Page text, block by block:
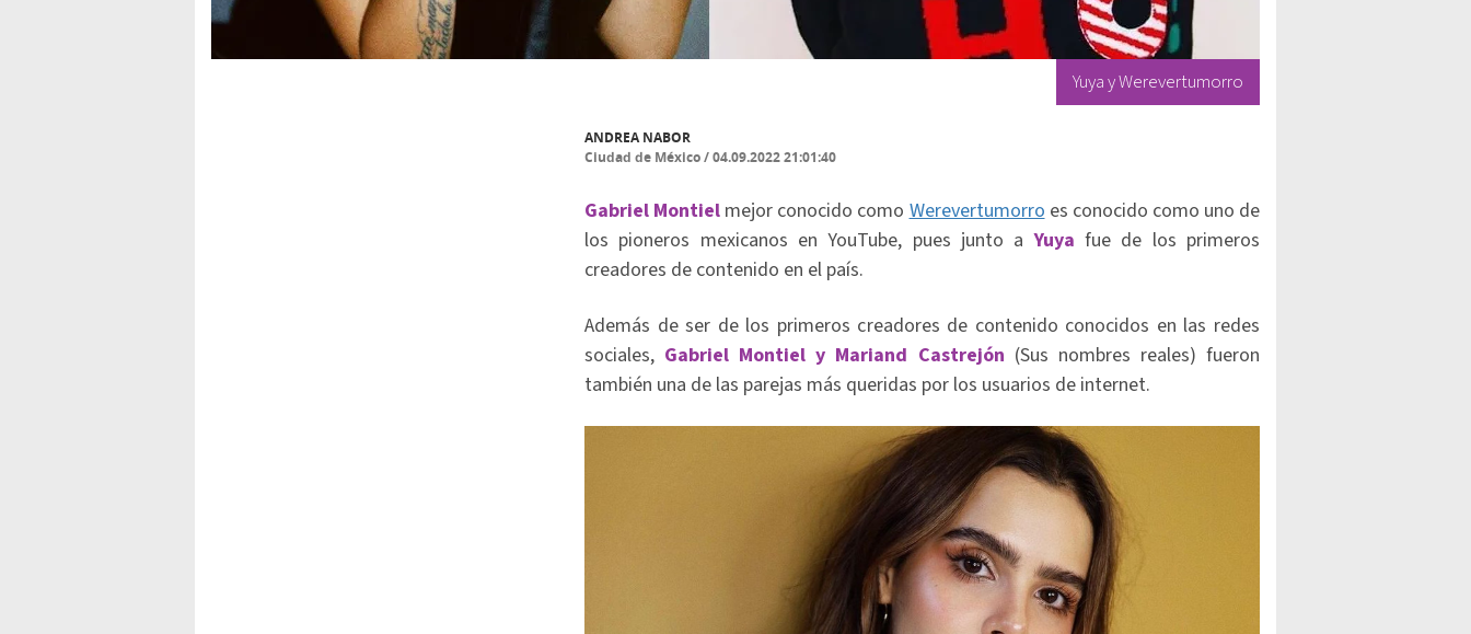
Yuya y Werevertumorro
ANDREA NABOR
Ciudad de México/04.09.2022 21:01:40
Gabriel Montiel mejor conocido comoWerevertumorroes conocido como uno de
los pioneros mexicanos en YouTube, pues junto a Yuya fue de los primeros
creadores de contenido en el país.
Además de ser de los primeros creadores de contenido conocidos en las redes
sociales, Gabriel Montiel y Mariand Castrejón (Sus nombres reales) fueron
también una de las parejas más queridas por los usuarios de internet.